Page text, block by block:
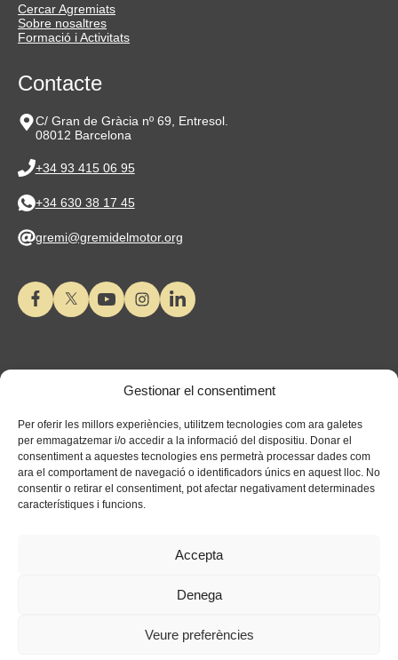
Gestionar el consentiment
Per oferir les millors experiències, utilitzem tecnologies com ara galetes
per emmagatzemar i/o accedir a la informació del dispositiu. Donar el
consentiment a aquestes tecnologies ens permetrà processar dades com
ara el comportament de navegació o identificadors únics en aquest lloc. No
consentir o retirar el consentiment, pot afectar negativament determinades
característiques i funcions.
Accepta
Denega
Veure preferències
Cercar Agremiats
Sobre nosaltres
Formació i Activitats
Contacte
C/ Gran de Gràcia nº 69, Entresol.
08012 Barcelona
+34 93 415 06 95
+34 630 38 17 45
gremi@gremidelmotor.org